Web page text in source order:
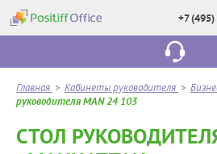
+7
Главная > Кабинеты руководителя >
руководителя MAN 24 103
СТОЛ